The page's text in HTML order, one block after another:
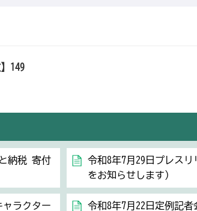
149
納税_寄付
令和8年7月29日プレス
をお知らせします）
ャラクター
令和8年7月22日定例記者